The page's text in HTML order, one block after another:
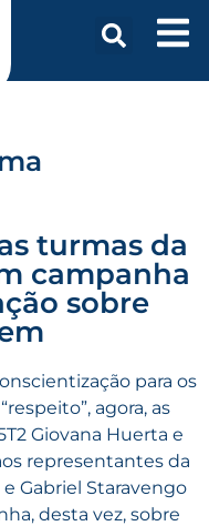
turmas da
campanha
sobre
para os
agora, as
Giovana Huerta e
representantes da
Gabriel Staravengo
desta vez, sobre